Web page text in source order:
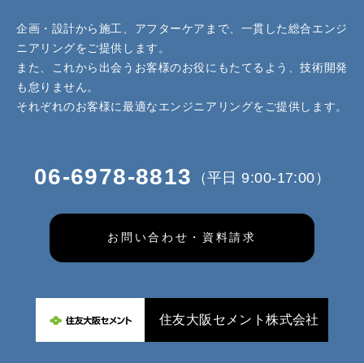
企画・設計から施工、アフターケアまで、一貫した総合エンジ
ニアリングをご提供します。
また、これから出会うお客様のお役にもたてるよう、技術開発
も怠りません。
それぞれのお客様に最適なエンジニアリングをご提供します。
06-6978-8813 （平日 9:00-17:00）
お問い合わせ・資料請求
住友大阪セメント株式会社